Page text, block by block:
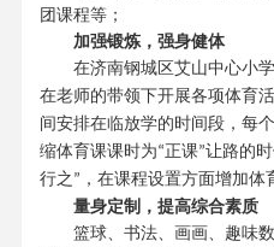
团课程等；
加强锻炼，强身健体
在济南钢城区艾山中心小
在老师的带领下开展各项体育
间安排在临放学的时间段，每
缩体育课课时为“正课”让路的
行之 ” ，在课程设置方面增加体
量身定制，提高综合素质
篮球、书法、画画、趣味